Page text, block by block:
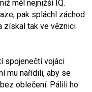
měl nejnižší IQ.
pak spláchl záchod
získal tak ve věznici
spojenečtí vojáci
mu nařídili, aby se
oblečení. Pálili ho